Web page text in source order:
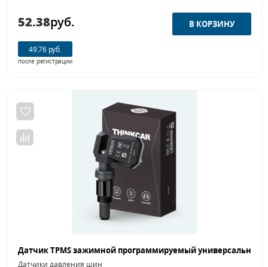
52.38руб.
49.76 руб.
после регистрации
Датчики давления шин